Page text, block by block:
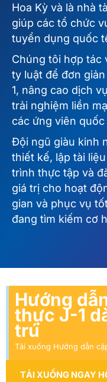
Hoa Kỳ và là nhà
giúp các tổ chức
tuyển dụng quốc
Chúng tôi hợp tác
ty luật để đơn
1, nâng cao dịch
trải nghiệm liền
các ứng viên quốc
Đội ngũ giàu kinh
thiết kế, lập tài
trình thực tập và
giá trị cho hoạt
gian và phục vụ
đang tìm kiếm cơ
Hướng
thực J-1
trú
Tải xuống Hướng dẫn
TẢI XUỐNG NGAY